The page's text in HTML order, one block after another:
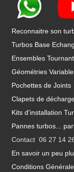
Reconnaitre son
Turbos Base
Ensembles
Géométries
Pochettes de Joints
Clapets de
Kits d'installation
Pannes turbos...
Contact 06 27 14
En savoir un peu
Conditions